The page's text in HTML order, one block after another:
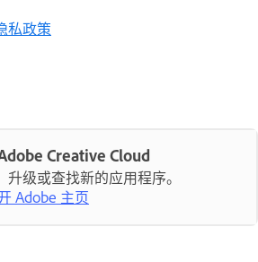
私政策
Creative Cloud
升级或查找新的应用程序。
Adobe 主页